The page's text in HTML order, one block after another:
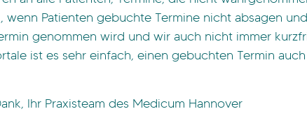
wenn Patienten gebuchte Termine nicht absagen
genommen wird und wir auch nicht immer
ist es sehr einfach, einen gebuchten Termin
Ihr Praxisteam des Medicum Hannover